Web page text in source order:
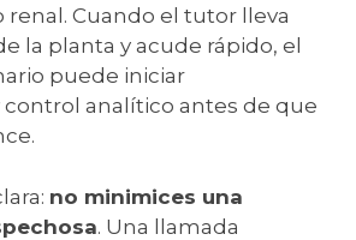
renal. Cuando el tutor lleva
la planta y acude rápido, el
puede iniciar
control analítico antes de que
no minimices una
. Una llamada